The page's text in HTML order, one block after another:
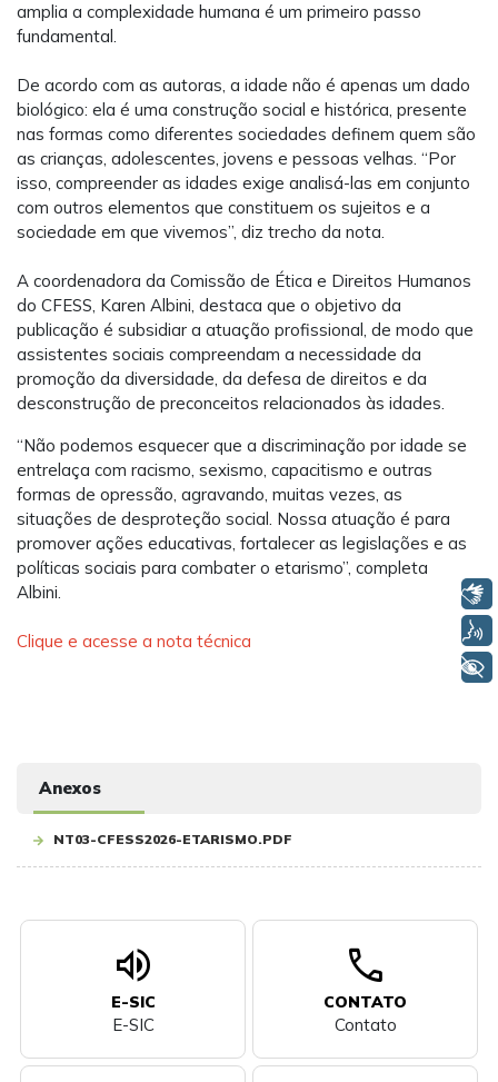
amplia a complexidade humana é um primeiro passo
fundamental.
De acordo com as autoras, a idade não é apenas um dado
biológico: ela é uma construção social e histórica, presente
nas formas como diferentes sociedades definem quem são
as crianças, adolescentes, jovens e pessoas velhas. “Por
isso, compreender as idades exige analisá-las em conjunto
com outros elementos que constituem os sujeitos e a
sociedade em que vivemos”, diz trecho da nota.
A coordenadora da Comissão de Ética e Direitos Humanos
do CFESS, Karen Albini, destaca que o objetivo da
publicação é subsidiar a atuação profissional, de modo que
assistentes sociais compreendam a necessidade da
promoção da diversidade, da defesa de direitos e da
desconstrução de preconceitos relacionados às idades.
“Não podemos esquecer que a discriminação por idade se
entrelaça com racismo, sexismo, capacitismo e outras
formas de opressão, agravando, muitas vezes, as
situações de desproteção social. Nossa atuação é para
promover ações educativas, fortalecer as legislações e as
políticas sociais para combater o etarismo”, completa
Albini.
Clique e acesse a nota técnica
Anexos
NT03-CFESS2026-ETARISMO.PDF
volume_up
E-SIC
E-SIC
call
CONTATO
Contato